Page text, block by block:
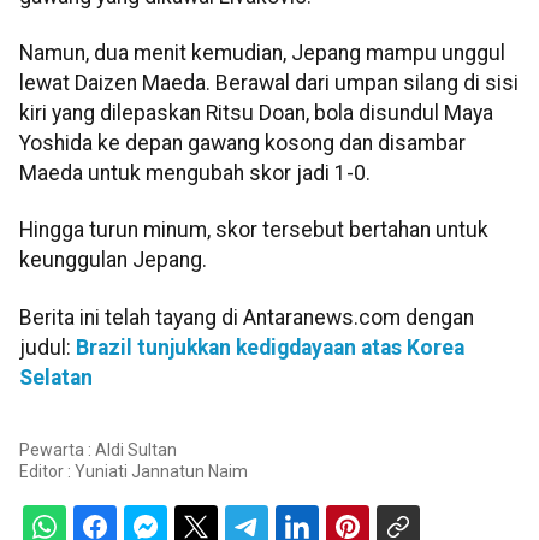
Namun, dua menit kemudian, Jepang mampu unggul
lewat Daizen Maeda. Berawal dari umpan silang di sisi
kiri yang dilepaskan Ritsu Doan, bola disundul Maya
Yoshida ke depan gawang kosong dan disambar
Maeda untuk mengubah skor jadi 1-0.
Hingga turun minum, skor tersebut bertahan untuk
keunggulan Jepang.
Berita ini telah tayang di Antaranews.com dengan
judul: Brazil tunjukkan kedigdayaan atas Korea
Selatan
Pewarta : Aldi Sultan
Editor : Yuniati Jannatun Naim